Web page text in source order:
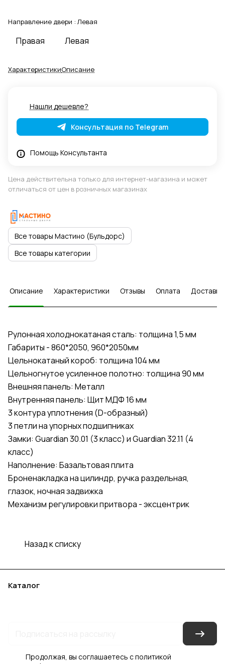
Направление двери : Левая
Правая Левая
ХарактеристикиОписание
Нашли дешевле?
Консультация по Telegram
Помощь Консультанта
Цена действительна только для интернет-магазина и может
отличаться от цен в розничных магазинах
Все товары Мастино (Бульдорс)
Все товары категории
Описание Характеристики Отзывы Оплата Доставка
Рулонная холоднокатаная сталь: толщина 1,5 мм
Габариты - 860*2050, 960*2050мм
Цельнокатаный короб: толщина 104 мм
Цельногнутое усиленное полотно: толщина 90 мм
Внешняя панель: Металл
Внутренняя панель: Щит МДФ 16 мм
3 контура уплотнения (D-образный)
3 петли на упорных подшипниках
Замки: Guardian 30.01 (3 класс) и Guardian 32.11 (4
класс)
Наполнение: Базальтовая плита
Броненакладка на цилиндр, ручка раздельная,
глазок, ночная задвижка
Механизм регулировки притвора - эксцентрик
Назад к списку
Каталог
Продолжая, вы соглашаетесь сполитикой